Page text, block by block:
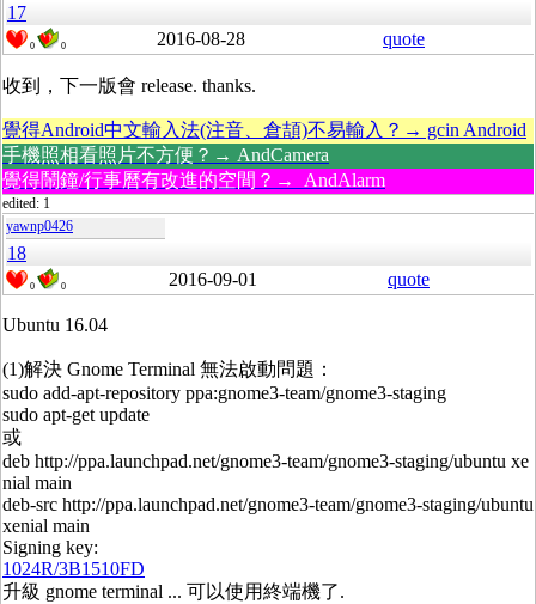
17
0 0 2016-08-28 quote
收到，下一版會 release. thanks.
覺得Android中文輸入法(注音、倉頡)不易輸入？→ gcin Android
手機照相看照片不方便？→ AndCamera
覺得鬧鐘/行事曆有改進的空間？→ AndAlarm
edited: 1
yawnp0426
18
0 0 2016-09-01 quote
Ubuntu 16.04
(1)解決 Gnome Terminal 無法啟動問題：
sudo add-apt-repository ppa:gnome3-team/gnome3-staging
sudo apt-get update
或
deb http://ppa.launchpad.net/gnome3-team/gnome3-staging/ubuntu xe
nial main
deb-src http://ppa.launchpad.net/gnome3-team/gnome3-staging/ubuntu
xenial main
Signing key:
1024R/3B1510FD
升級 gnome terminal ... 可以使用終端機了.